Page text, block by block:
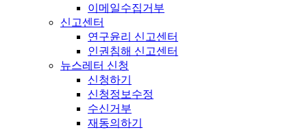
이메일수집거부
신고센터
연구윤리 신고센터
인권침해 신고센터
뉴스레터 신청
신청하기
신청정보수정
수신거부
재동의하기